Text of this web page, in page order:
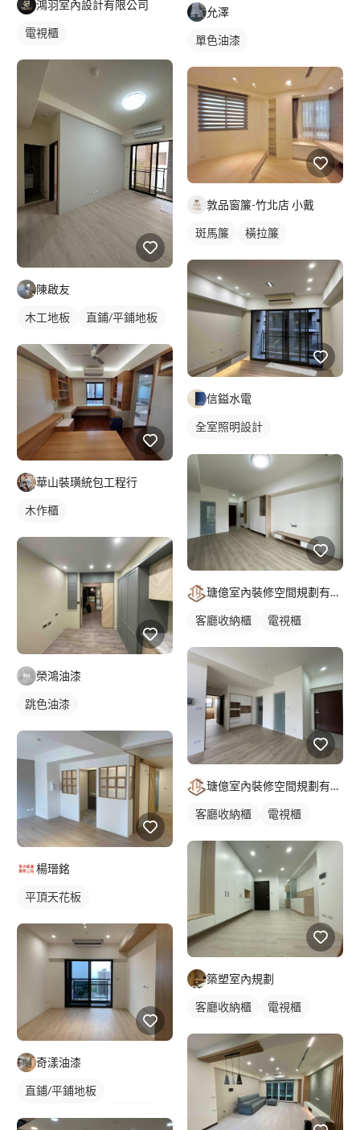
鴻羽室內設計有限公司
電視櫃
陳啟友
木工地板 直鋪/平鋪地板
華山裝璜統包工程行
木作櫃
榮鴻油漆
跳色油漆
楊瑨銘
平頂天花板
奇漾油漆
直鋪/平鋪地板
允澤
單色油漆
敦品窗簾-竹北店 小戴
斑馬簾 橫拉簾
信鎰水電
全室照明設計
瑭億室內裝修空間規劃有限公司
客廳收納櫃 電視櫃
瑭億室內裝修空間規劃有限公司
客廳收納櫃 電視櫃
築塑室內規劃
客廳收納櫃 電視櫃